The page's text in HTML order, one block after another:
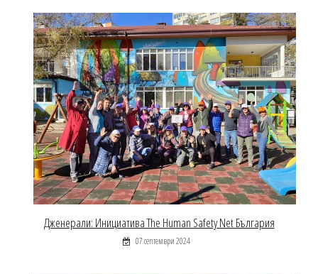
Дженерали: Инициатива The Human Safety Net България
07 септември 2024